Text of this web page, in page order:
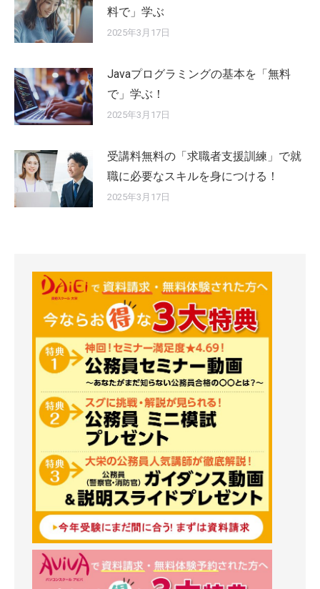
料で」学ぶ
2025年3月17日
Javaプログラミングの基本を「無料
で」学ぶ！
2025年3月17日
受講料無料の「求職者支援訓練」で就
職に必要なスキルを身につける！
2025年3月17日